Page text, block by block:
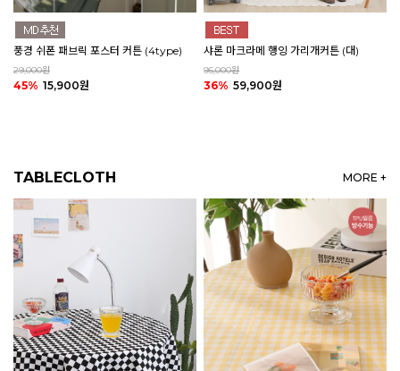
풍경 쉬폰 패브릭 포스터 커튼 (4type)
29,000원
45% 15,900원
샤론 마크라메 행잉 가리개커튼 (대)
95,000원
36% 59,900원
TABLECLOTH MORE +